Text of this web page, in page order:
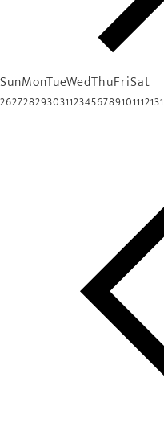
SunMonTueWedThuFriSat
26272829303112345678910111213